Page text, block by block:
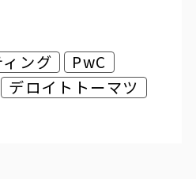
ング
PwC
デロイトトーマツ